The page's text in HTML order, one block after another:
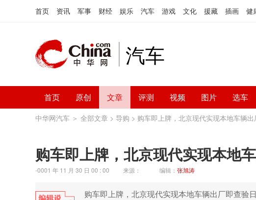
首页 资讯 军事 财经 娱乐 汽车 游戏 文化 援藏 插画 健
汽车
首页 原创 文章 评测 视频 图片 选车
中华网汽车 ＞ 全部文章 > 导购 > 购车即上牌，北京现代实现本地车辆出
购车即上牌，北京现代实现本地
-0001 年 11 月 30 日 00 : 00 来源： 编辑： 张旭涛
购车即上牌，北京现代实现本地车辆出厂即查验